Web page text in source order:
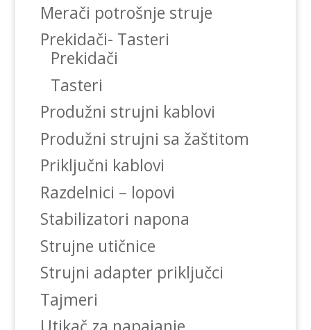
Merači potrošnje struje
Prekidači- Tasteri
Prekidači
Tasteri
Produžni strujni kablovi
Produžni strujni sa žaštitom
Priključni kablovi
Razdelnici – lopovi
Stabilizatori napona
Strujne utičnice
Strujni adapter priključci
Tajmeri